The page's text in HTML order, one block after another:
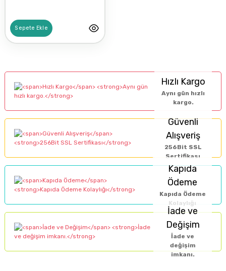
Sepete Ekle
Hızlı Kargo
Aynı gün hızlı
kargo.
Güvenli
Alışveriş
256Bit SSL
Sertifikası
Kapıda
Ödeme
Kapıda Ödeme
Kolaylığı
İade ve
Değişim
İade ve
değişim
imkanı.